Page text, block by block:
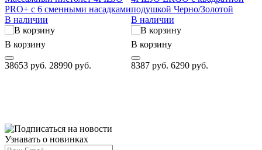
PRO+ с 6 сменными насадками
В наличии
В корзину
38653 руб. 28990 руб.
подушкой Черно/Золотой
В наличии
В корзину
8387 руб. 6290 руб.
Узнавать о новинках